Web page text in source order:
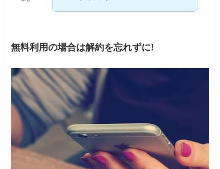
無料利用の場合は解約を忘れずに!